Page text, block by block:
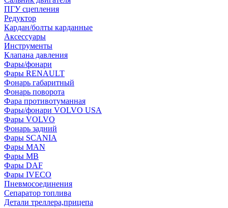
ПГУ сцепления
Редуктор
Кардан/болты карданные
Аксессуары
Инструменты
Клапана давления
Фары/фонари
Фары RENAULT
Фонарь габаритный
Фонарь поворота
Фара противотуманная
Фары/фонари VOLVO USA
Фары VOLVO
Фонарь задний
Фары SCANIA
Фары MAN
Фары MB
Фары DAF
Фары IVECO
Пневмосоединения
Сепаратор топлива
Детали треллера,прицепа